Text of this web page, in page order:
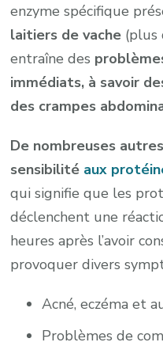
enzyme spécifique
laitiers de vache (plus
entraîne des
immédiats, à savoir
des crampes
De nombreuses
sensibilité aux
qui signifie que les
déclenchent une
heures après l’avoir
provoquer divers
Acné, eczéma et
Problèmes de